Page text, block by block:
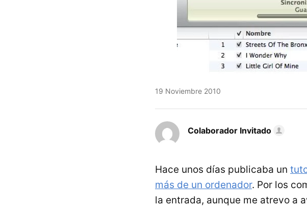
19 Noviembre 2010
Colaborador Invitado
Hace unos días publicaba un
más de un ordenador. Por los
la entrada, aunque me atrevo a